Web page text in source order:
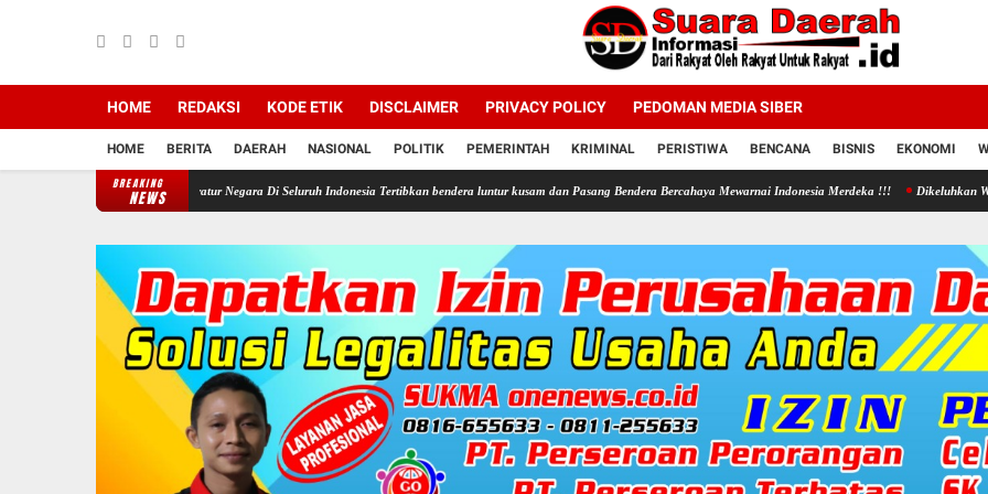
HOME REDAKSI KODE ETIK DISCLAIMER PRIVACY POLICY PEDOMAN MEDIA SIBER
HOME BERITA DAERAH NASIONAL POLITIK PEMERINTAH KRIMINAL PERISTIWA BENCANA BISNIS EKONOMI
BREAKING
NEWS
Semua Aparatur Negara Di Seluruh Indonesia Tertibkan bendera luntur kusam dan Pasang Bendera Bercahaya Mewarnai Indonesia Merdeka !!! Dikeluhkan Warga Jono